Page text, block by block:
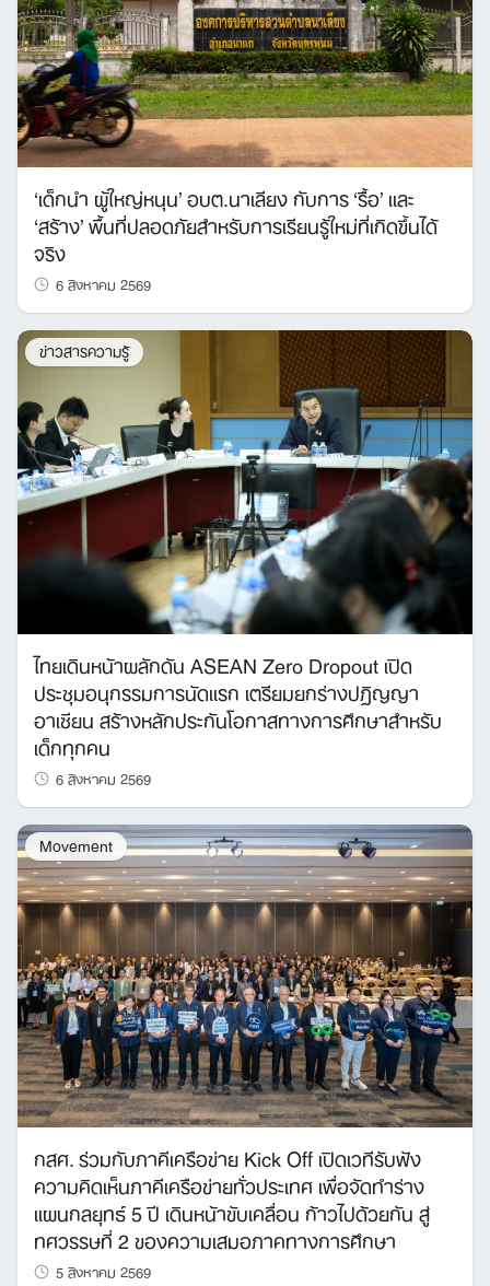
‘เด็กนำ ผู้ใหญ่หนุน’ อบต.นาเลียง กับการ ‘รื้อ’ และ
‘สร้าง’ พื้นที่ปลอดภัยสำหรับการเรียนรู้ใหม่ที่เกิดขึ้นได้
จริง
6 สิงหาคม 2569
ข่าวสารความรู้
ไทยเดินหน้าผลักดัน ASEAN Zero Dropout เปิด
ประชุมอนุกรรมการนัดแรก เตรียมยกร่างปฏิญญา
อาเซียน สร้างหลักประกันโอกาสทางการศึกษาสำหรับ
เด็กทุกคน
6 สิงหาคม 2569
Movement
กสศ. ร่วมกับภาคีเครือข่าย Kick Off เปิดเวทีรับฟัง
ความคิดเห็นภาคีเครือข่ายทั่วประเทศ เพื่อจัดทำร่าง
แผนกลยุทธ์ 5 ปี เดินหน้าขับเคลื่อน ก้าวไปด้วยกัน สู่
ทศวรรษที่ 2 ของความเสมอภาคทางการศึกษา
5 สิงหาคม 2569